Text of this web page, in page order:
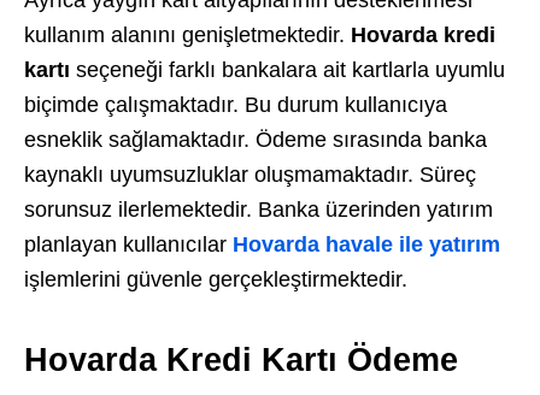
kullanım alanını genişletmektedir. Hovarda kredi
kartı seçeneği farklı bankalara ait kartlarla uyumlu
biçimde çalışmaktadır. Bu durum kullanıcıya
esneklik sağlamaktadır. Ödeme sırasında banka
kaynaklı uyumsuzluklar oluşmamaktadır. Süreç
sorunsuz ilerlemektedir. Banka üzerinden yatırım
planlayan kullanıcılar Hovarda havale ile yatırım
işlemlerini güvenle gerçekleştirmektedir.
Hovarda Kredi Kartı Ödeme